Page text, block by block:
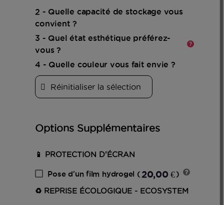
2 - Quelle capacité de stockage vous
convient ?
3 - Quel état esthétique préférez-
vous ?
4 - Quelle couleur vous fait envie ?
Réinitialiser la sélection
Options Supplémentaires
📱 PROTECTION D'ÉCRAN
Pose d'un film hydrogel ( 20,00 €)
♻️ REPRISE ÉCOLOGIQUE - ECOSYSTEM